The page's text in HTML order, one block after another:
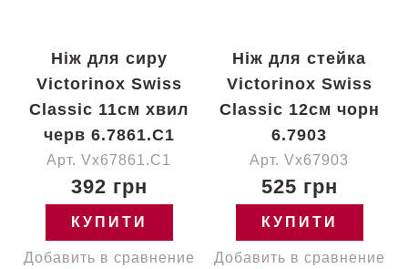
Ніж для сиру
Victorinox Swiss
Classic 11см хвил
черв 6.7861.C1
Арт. Vx67861.C1
392 грн
КУПИТИ
Добавить в сравнение
Ніж для стейка
Victorinox Swiss
Classic 12см чорн
6.7903
Арт. Vx67903
525 грн
КУПИТИ
Добавить в сравнение